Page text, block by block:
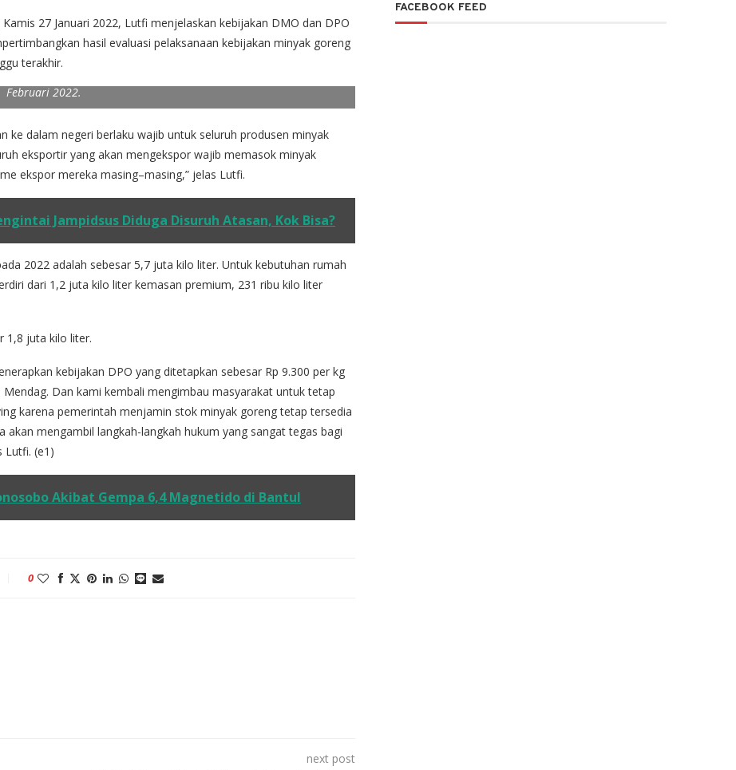
27 Januari 2022, Lutfi menjelaskan kebijakan DMO dan DPO
hasil evaluasi pelaksanaan kebijakan minyak goreng
terakhir.
kebijakan Domestic Market Obligation (DMO) dan Domestic Price
Februari 2022.
ke dalam negeri berlaku wajib untuk seluruh produsen minyak
eksportir yang akan mengekspor wajib memasok minyak
ekspor mereka masing–masing,” jelas Lutfi.
Jampidsus Diduga Disuruh Atasan, Kok Bisa?
2022 adalah sebesar 5,7 juta kilo liter. Untuk kebutuhan rumah
dari 1,2 juta kilo liter kemasan premium, 231 ribu kilo liter
1,8 juta kilo liter.
kebijakan DPO yang ditetapkan sebesar Rp 9.300 per kg
Dan kami kembali mengimbau masyarakat untuk tetap
karena pemerintah menjamin stok minyak goreng tetap tersedia
mengambil langkah-langkah hukum yang sangat tegas bagi
Lutfi. (e1)
Akibat Gempa 6,4 Magnetido di Bantul
0
next post
FACEBOOK FEED